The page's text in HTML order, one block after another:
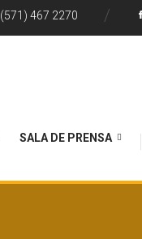
(571) 467 2270
SALA DE PRENSA